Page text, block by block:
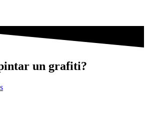
un grafiti?